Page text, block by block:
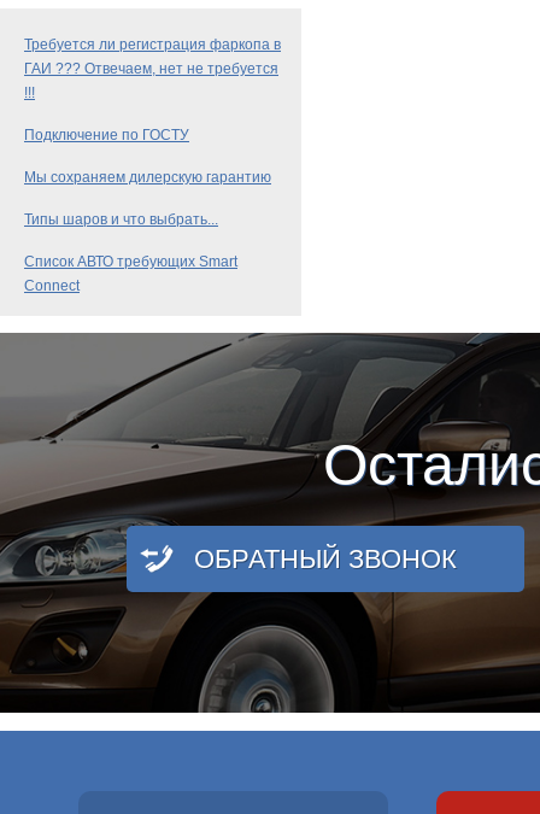
Требуется ли регистрация фаркопа в
ГАИ ??? Отвечаем, нет не требуется
!!!
Подключение по ГОСТУ
Мы сохраняем дилерскую гарантию
Типы шаров и что выбрать...
Список АВТО требующих Smart
Connect
ОБРАТНЫЙ ЗВОНОК